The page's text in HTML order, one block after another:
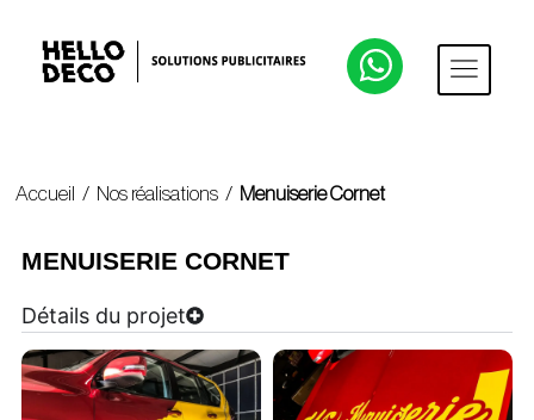
Accueil / Nos réalisations / Menuiserie Cornet
MENUISERIE CORNET
Détails du projet